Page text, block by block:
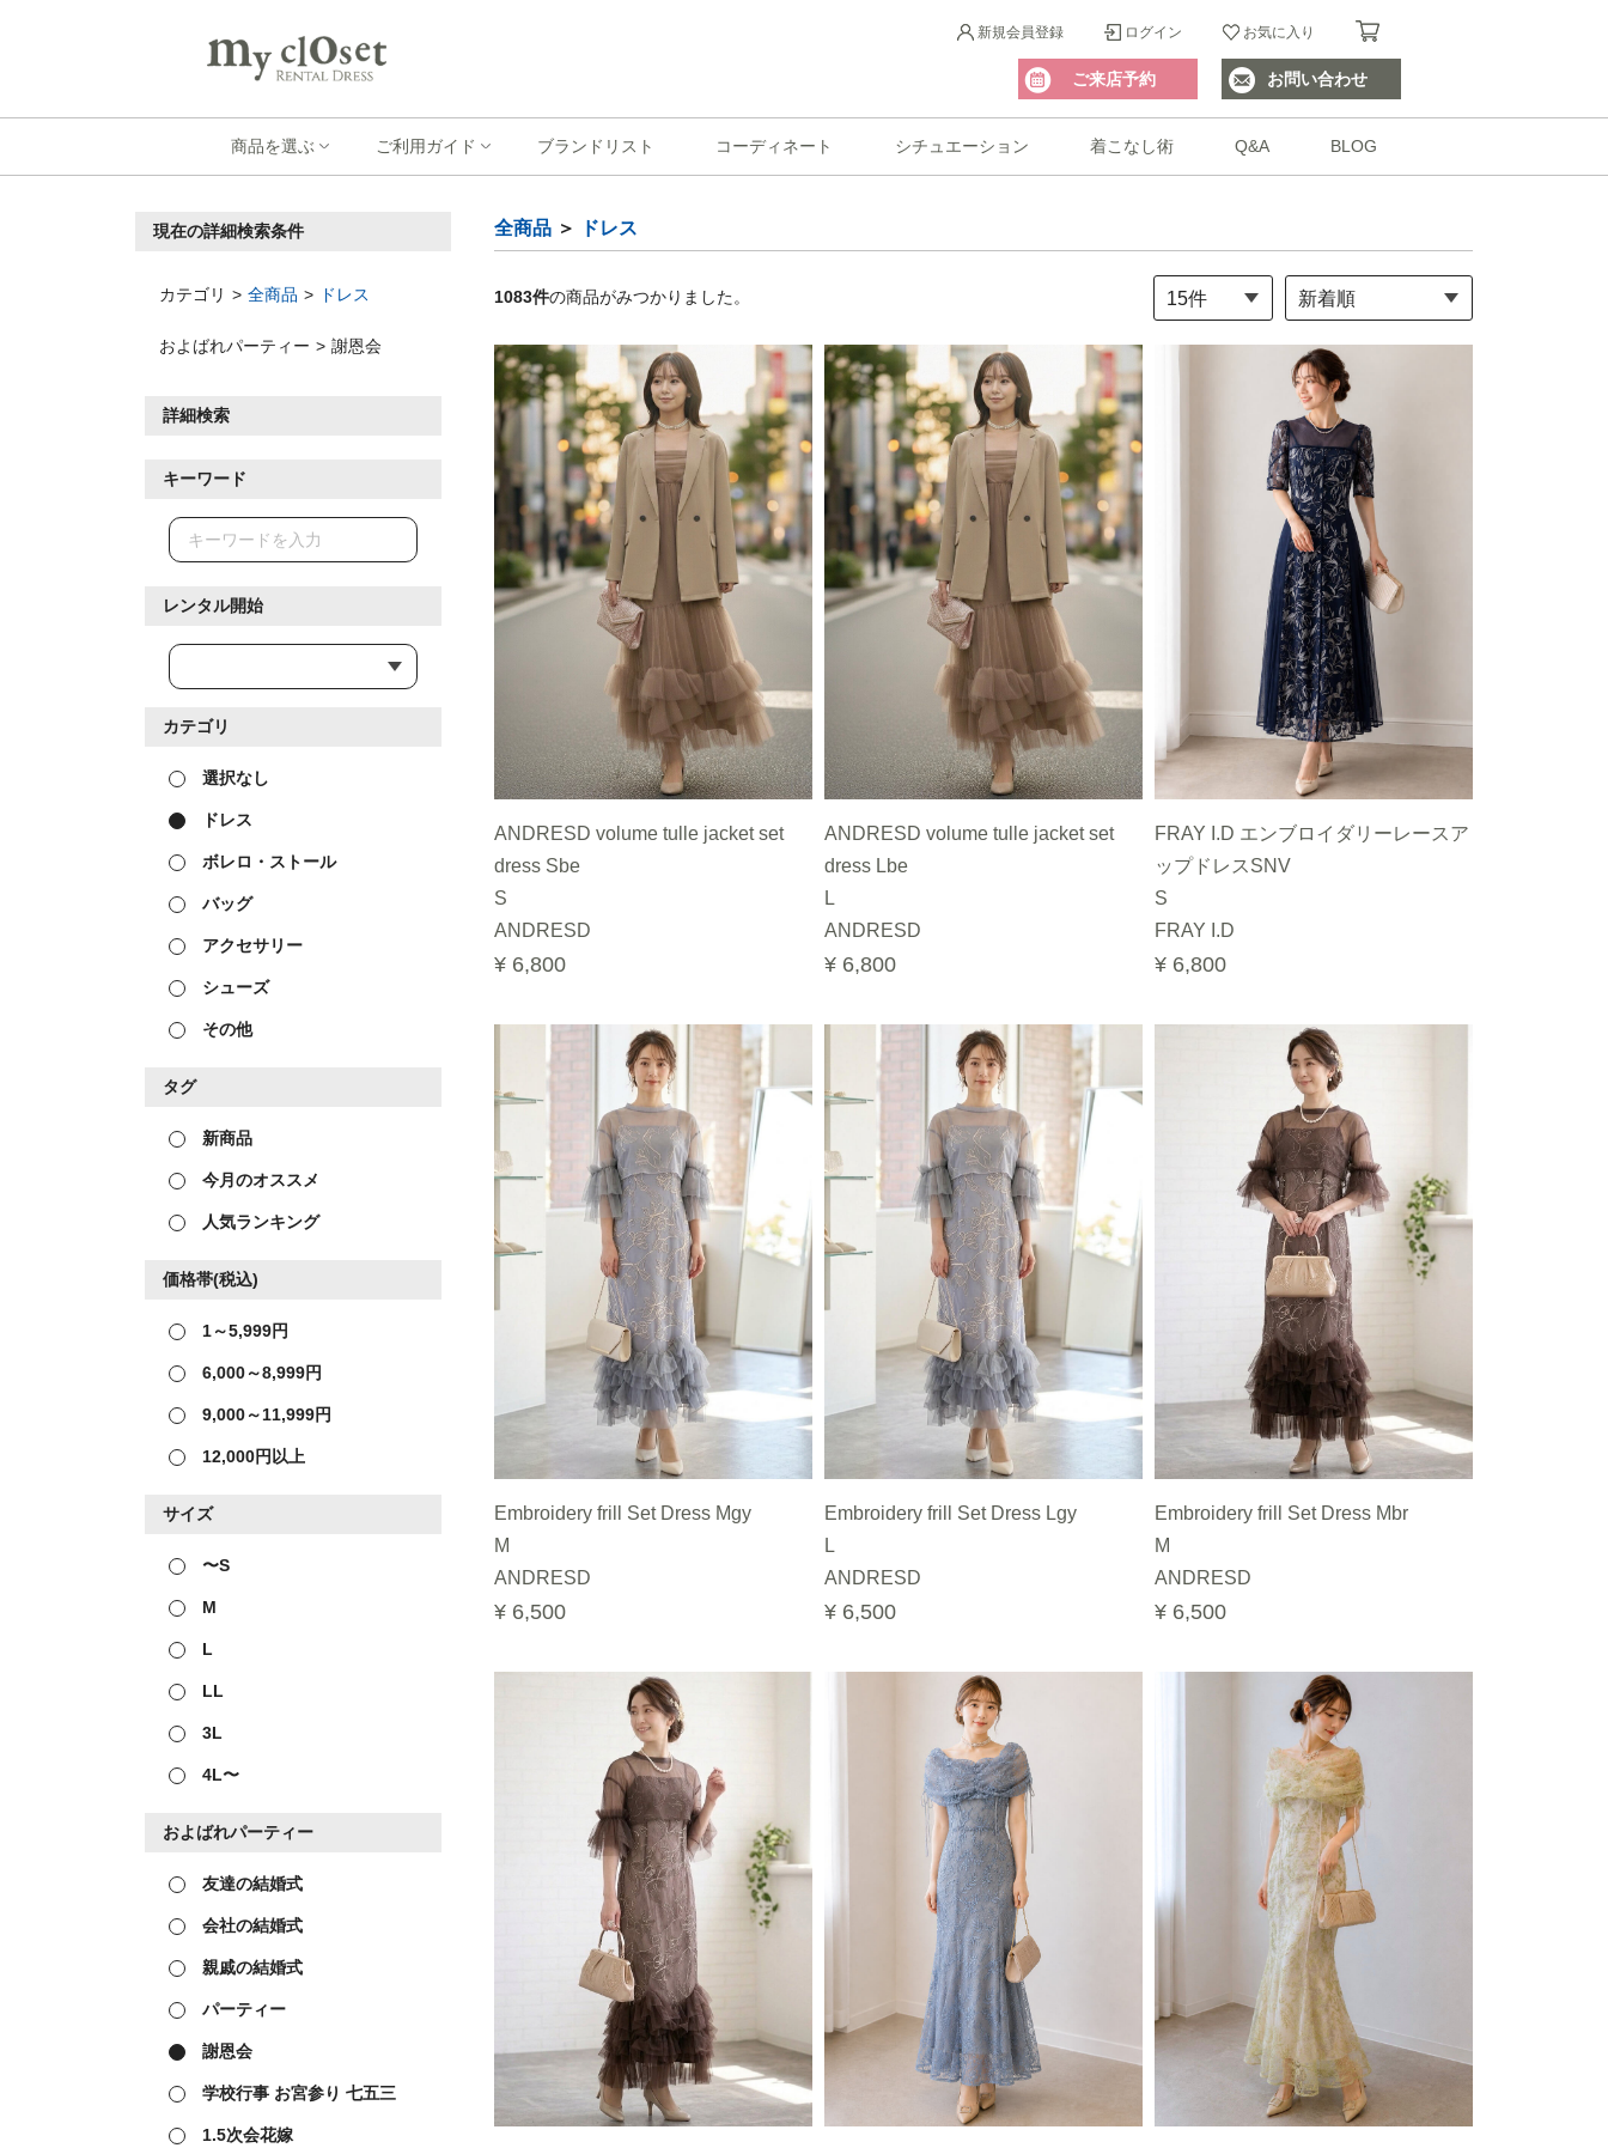
新規会員登録 ログイン お気に入り
ご来店予約 お問い合わせ
商品を選ぶ ご利用ガイド ブランドリスト コーディネート シチュエーション 着こなし術 Q&A BLOG
現在の詳細検索条件
カテゴリ 全商品 ドレス
およばれパーティー 謝恩会
詳細検索
キーワード
レンタル開始
カテゴリ
選択なし
ドレス
ボレロ・ストール
バッグ
アクセサリー
シューズ
その他
タグ
新商品
今月のオススメ
人気ランキング
価格帯(税込)
1～5,999円
6,000～8,999円
9,000～11,999円
12,000円以上
サイズ
〜S
M
L
LL
3L
4L〜
およばれパーティー
友達の結婚式
会社の結婚式
親戚の結婚式
パーティー
謝恩会
学校行事 お宮参り 七五三
1.5次会花嫁
全商品 ＞ ドレス
1083件の商品がみつかりました。
ANDRESD volume tulle jacket set
dress Sbe
S
ANDRESD
¥ 6,800
ANDRESD volume tulle jacket set
dress Lbe
L
ANDRESD
¥ 6,800
FRAY I.D エンブロイダリーレースア
ップドレスSNV
S
FRAY I.D
¥ 6,800
Embroidery frill Set Dress Mgy
M
ANDRESD
¥ 6,500
Embroidery frill Set Dress Lgy
L
ANDRESD
¥ 6,500
Embroidery frill Set Dress Mbr
M
ANDRESD
¥ 6,500